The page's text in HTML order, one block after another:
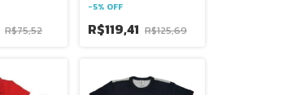
R$75,52
-5% OFF
R$119,41 R$125,69